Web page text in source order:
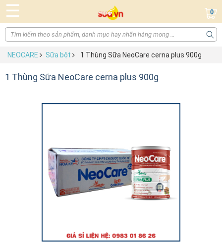
☰ 0
NEOCARE Sữa bột 1 Thùng Sữa NeoCare cerna plus 900g
1 Thùng Sữa NeoCare cerna plus 900g